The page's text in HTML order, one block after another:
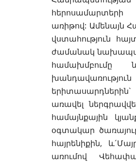
առիթով: Ամենայն
վստահություն
ժամանակ
առավել
համայնքային
օգտակար
հայրենիքին,
առումով